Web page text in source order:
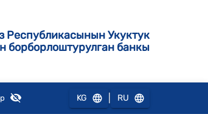
Республикасынын Укуктук
борборлоштурулган банкы
KG RU